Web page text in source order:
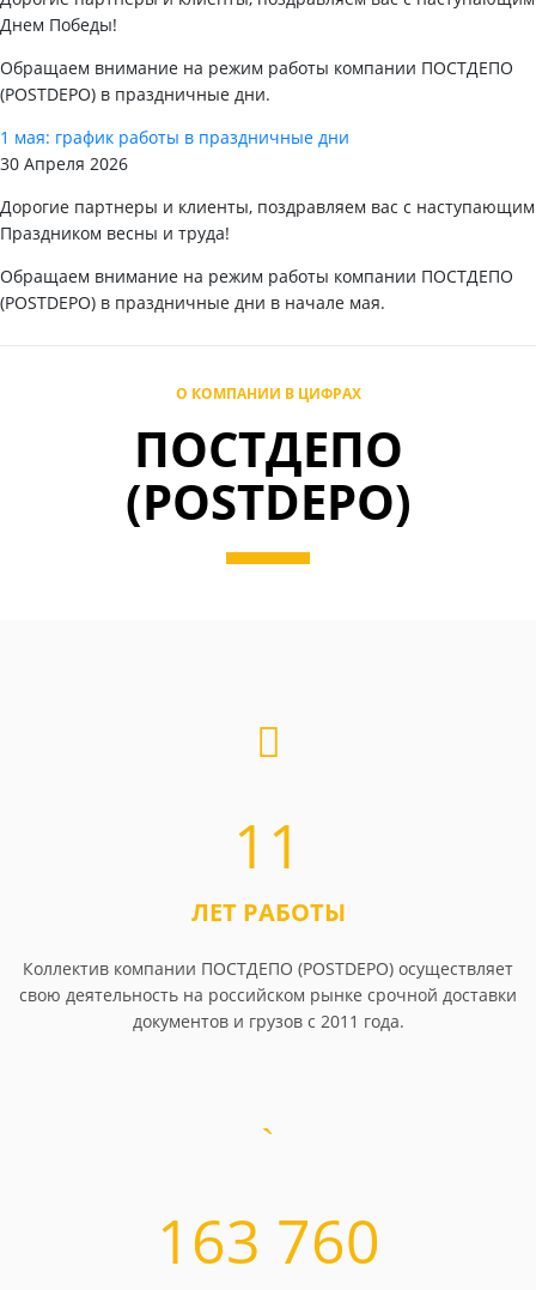
Днем Победы!
Обращаем внимание на режим работы компании ПОСТДЕПО
(POSTDEPO) в праздничные дни.
1 мая: график работы в праздничные дни
30 Апреля 2026
Дорогие партнеры и клиенты, поздравляем вас с наступающим
Праздником весны и труда!
Обращаем внимание на режим работы компании ПОСТДЕПО
(POSTDEPO) в праздничные дни в начале мая.
О КОМПАНИИ В ЦИФРАХ
ПОСТДЕПО
(POSTDEPO)
11
ЛЕТ РАБОТЫ
Коллектив компании ПОСТДЕПО (POSTDEPO) осуществляет
свою деятельность на российском рынке срочной доставки
документов и грузов с 2011 года.
163 760